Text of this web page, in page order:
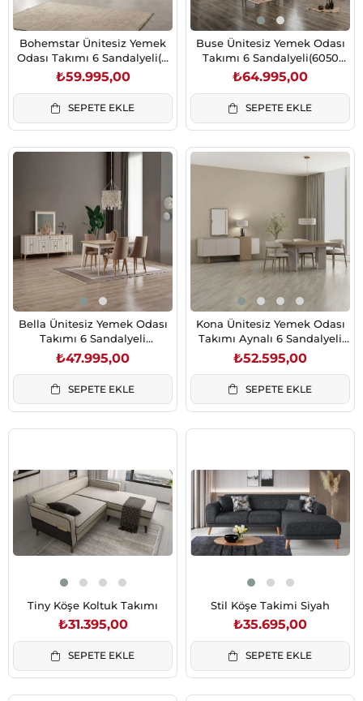
Bohemstar Ünitesiz Yemek
Odası Takımı 6 Sandalyeli(4
Ayaklı Masa)
₺59.995,00
SEPETE EKLE
Buse Ünitesiz Yemek Odası
Takımı 6 Sandalyeli(6050
Buse Sand.)
₺64.995,00
SEPETE EKLE
Bella Ünitesiz Yemek Odası
Takımı 6 Sandalyeli
(Sehpasız)
₺47.995,00
SEPETE EKLE
Kona Ünitesiz Yemek Odası
Takımı Aynalı 6 Sandalyeli
Krem
₺52.595,00
SEPETE EKLE
Tiny Köşe Koltuk Takımı
₺31.395,00
SEPETE EKLE
Stil Köşe Takimi Siyah
₺35.695,00
SEPETE EKLE